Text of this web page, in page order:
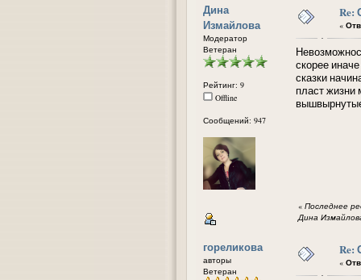
Дина
Измайлова
Модератор
Ветеран
Рейтинг: 9
Offline
Сообщений: 947
Re:
«
скорее
сказки
пласт жизни
« Последнее
Дина
гореликова
авторы
Ветеран
Re:
«